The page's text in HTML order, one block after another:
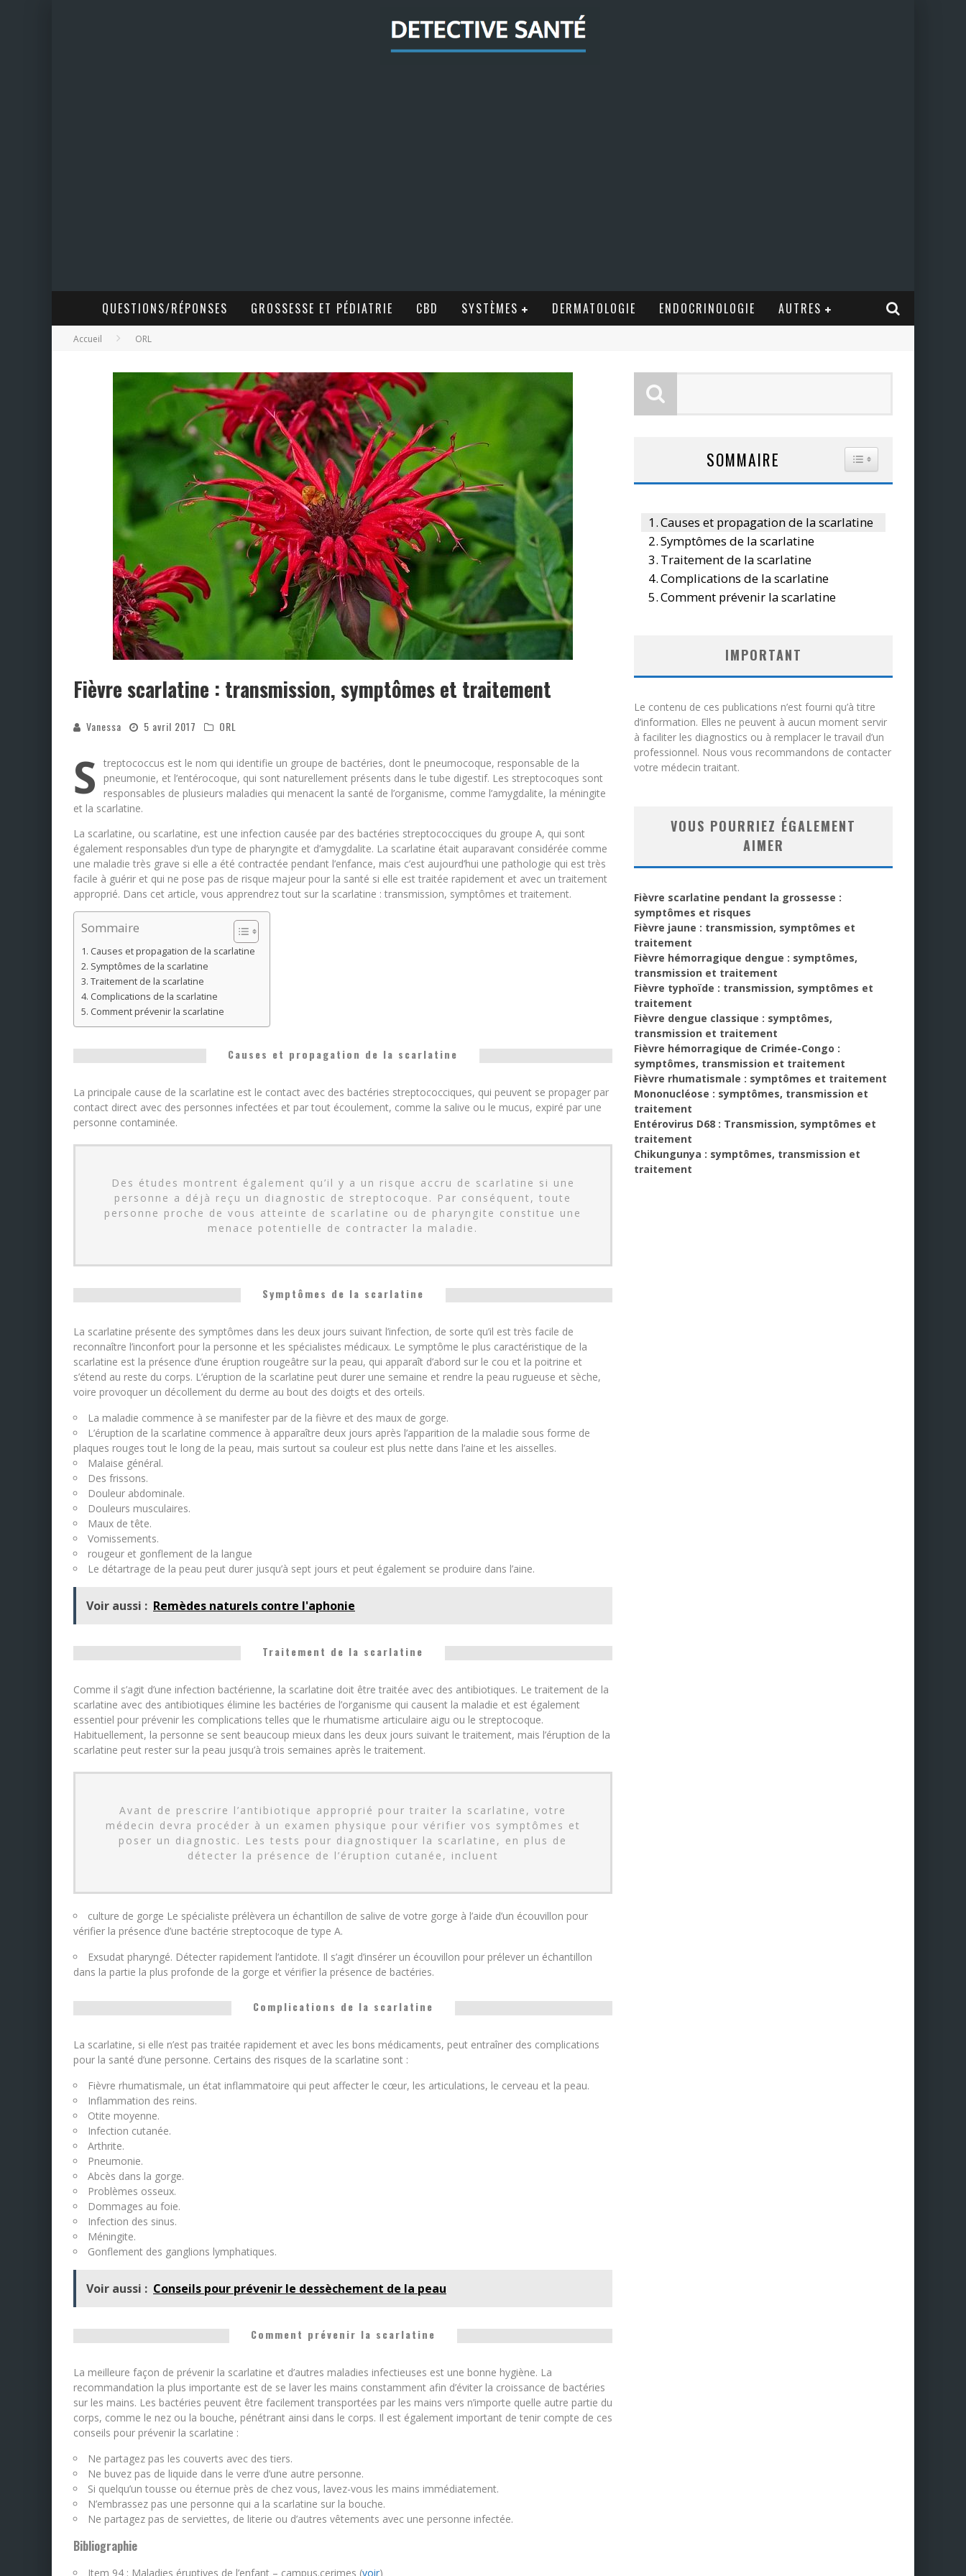
QUESTIONS/RÉPONSES GROSSESSE ET PÉDIATRIE CBD SYSTÈMES DERMATOLOGIE ENDOCRINOLOGIE AUTRES
Accueil ORL
Fièvre scarlatine : transmission, symptômes et traitement
Vanessa 5 avril 2017 ORL
S
treptococcus est le nom qui identifie un groupe de bactéries, dont le pneumocoque, responsable de la
pneumonie, et l’entérocoque, qui sont naturellement présents dans le tube digestif. Les streptocoques sont
responsables de plusieurs maladies qui menacent la santé de l’organisme, comme l’amygdalite, la méningite
et la scarlatine.
La scarlatine, ou scarlatine, est une infection causée par des bactéries streptococciques du groupe A, qui sont
également responsables d’un type de pharyngite et d’amygdalite. La scarlatine était auparavant considérée comme
une maladie très grave si elle a été contractée pendant l’enfance, mais c’est aujourd’hui une pathologie qui est très
facile à guérir et qui ne pose pas de risque majeur pour la santé si elle est traitée rapidement et avec un traitement
approprié. Dans cet article, vous apprendrez tout sur la scarlatine : transmission, symptômes et traitement.
Sommaire
Causes et propagation de la scarlatine
Symptômes de la scarlatine
Traitement de la scarlatine
Complications de la scarlatine
Comment prévenir la scarlatine
Causes et propagation de la scarlatine
La principale cause de la scarlatine est le contact avec des bactéries streptococciques, qui peuvent se propager par
contact direct avec des personnes infectées et par tout écoulement, comme la salive ou le mucus, expiré par une
personne contaminée.
Des études montrent également qu’il y a un risque accru de scarlatine si une
personne a déjà reçu un diagnostic de streptocoque. Par conséquent, toute
personne proche de vous atteinte de scarlatine ou de pharyngite constitue une
menace potentielle de contracter la maladie.
Symptômes de la scarlatine
La scarlatine présente des symptômes dans les deux jours suivant l’infection, de sorte qu’il est très facile de
reconnaître l’inconfort pour la personne et les spécialistes médicaux. Le symptôme le plus caractéristique de la
scarlatine est la présence d’une éruption rougeâtre sur la peau, qui apparaît d’abord sur le cou et la poitrine et
s’étend au reste du corps. L’éruption de la scarlatine peut durer une semaine et rendre la peau rugueuse et sèche,
voire provoquer un décollement du derme au bout des doigts et des orteils.
La maladie commence à se manifester par de la fièvre et des maux de gorge.
L’éruption de la scarlatine commence à apparaître deux jours après l’apparition de la maladie sous forme de
plaques rouges tout le long de la peau, mais surtout sa couleur est plus nette dans l’aine et les aisselles.
Malaise général.
Des frissons.
Douleur abdominale.
Douleurs musculaires.
Maux de tête.
Vomissements.
rougeur et gonflement de la langue
Le détartrage de la peau peut durer jusqu’à sept jours et peut également se produire dans l’aine.
Voir aussi : Remèdes naturels contre l'aphonie
Traitement de la scarlatine
Comme il s’agit d’une infection bactérienne, la scarlatine doit être traitée avec des antibiotiques. Le traitement de la
scarlatine avec des antibiotiques élimine les bactéries de l’organisme qui causent la maladie et est également
essentiel pour prévenir les complications telles que le rhumatisme articulaire aigu ou le streptocoque.
Habituellement, la personne se sent beaucoup mieux dans les deux jours suivant le traitement, mais l’éruption de la
scarlatine peut rester sur la peau jusqu’à trois semaines après le traitement.
Avant de prescrire l’antibiotique approprié pour traiter la scarlatine, votre
médecin devra procéder à un examen physique pour vérifier vos symptômes et
poser un diagnostic. Les tests pour diagnostiquer la scarlatine, en plus de
détecter la présence de l’éruption cutanée, incluent
culture de gorge Le spécialiste prélèvera un échantillon de salive de votre gorge à l’aide d’un écouvillon pour
vérifier la présence d’une bactérie streptocoque de type A.
Exsudat pharyngé. Détecter rapidement l’antidote. Il s’agit d’insérer un écouvillon pour prélever un échantillon
dans la partie la plus profonde de la gorge et vérifier la présence de bactéries.
Complications de la scarlatine
La scarlatine, si elle n’est pas traitée rapidement et avec les bons médicaments, peut entraîner des complications
pour la santé d’une personne. Certains des risques de la scarlatine sont :
Fièvre rhumatismale, un état inflammatoire qui peut affecter le cœur, les articulations, le cerveau et la peau.
Inflammation des reins.
Otite moyenne.
Infection cutanée.
Arthrite.
Pneumonie.
Abcès dans la gorge.
Problèmes osseux.
Dommages au foie.
Infection des sinus.
Méningite.
Gonflement des ganglions lymphatiques.
Voir aussi : Conseils pour prévenir le dessèchement de la peau
Comment prévenir la scarlatine
La meilleure façon de prévenir la scarlatine et d’autres maladies infectieuses est une bonne hygiène. La
recommandation la plus importante est de se laver les mains constamment afin d’éviter la croissance de bactéries
sur les mains. Les bactéries peuvent être facilement transportées par les mains vers n’importe quelle autre partie du
corps, comme le nez ou la bouche, pénétrant ainsi dans le corps. Il est également important de tenir compte de ces
conseils pour prévenir la scarlatine :
Ne partagez pas les couverts avec des tiers.
Ne buvez pas de liquide dans le verre d’une autre personne.
Si quelqu’un tousse ou éternue près de chez vous, lavez-vous les mains immédiatement.
N’embrassez pas une personne qui a la scarlatine sur la bouche.
Ne partagez pas de serviettes, de literie ou d’autres vêtements avec une personne infectée.
Bibliographie
Item 94 : Maladies éruptives de l’enfant – campus.cerimes (voir)
SOMMAIRE TOGGLE TABLE OF
Causes et propagation de la scarlatine
Symptômes de la scarlatine
Traitement de la scarlatine
Complications de la scarlatine
Comment prévenir la scarlatine
IMPORTANT
Le contenu de ces publications n’est fourni qu’à titre
d’information. Elles ne peuvent à aucun moment servir
à faciliter les diagnostics ou à remplacer le travail d’un
professionnel. Nous vous recommandons de contacter
votre médecin traitant.
VOUS POURRIEZ ÉGALEMENT
AIMER
Fièvre scarlatine pendant la grossesse :
symptômes et risques
Fièvre jaune : transmission, symptômes et
traitement
Fièvre hémorragique dengue : symptômes,
transmission et traitement
Fièvre typhoïde : transmission, symptômes et
traitement
Fièvre dengue classique : symptômes,
transmission et traitement
Fièvre hémorragique de Crimée-Congo :
symptômes, transmission et traitement
Fièvre rhumatismale : symptômes et traitement
Mononucléose : symptômes, transmission et
traitement
Entérovirus D68 : Transmission, symptômes et
traitement
Chikungunya : symptômes, transmission et
traitement